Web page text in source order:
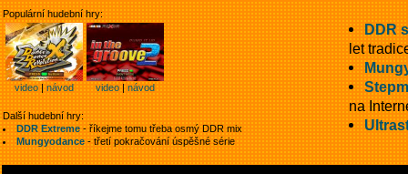
Populární hudební hry:
video|návod video|návod
Další hudební hry:
DDR Extreme- říkejme tomu třeba osmý DDR mix
Mungyodance- třetí pokračování úspěšné série
DDR
let
na